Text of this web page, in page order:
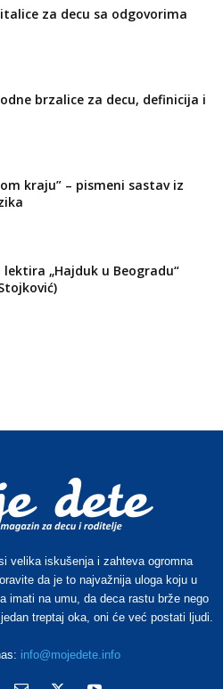
za decu sa odgovorima
brzalice za decu, definicija i
kraju” – pismeni sastav iz
lektira „Hajduk u Beogradu“
velika iskušenja i zahteva ogromna
da je to najvažnija uloga koju u
imati na umu, da deca rastu brže nego
treptaj oka, oni će već postati ljudi.
info@mojedete.info